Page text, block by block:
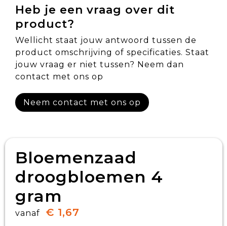
Heb je een vraag over dit
product?
Wellicht staat jouw antwoord tussen de
product omschrijving of specificaties. Staat
jouw vraag er niet tussen? Neem dan
contact met ons op
Neem contact met ons op
Bloemenzaad
droogbloemen 4
gram
vanaf € 1,67